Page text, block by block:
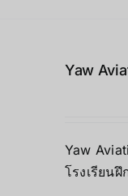
Yaw
Yaw
โรงเรียน